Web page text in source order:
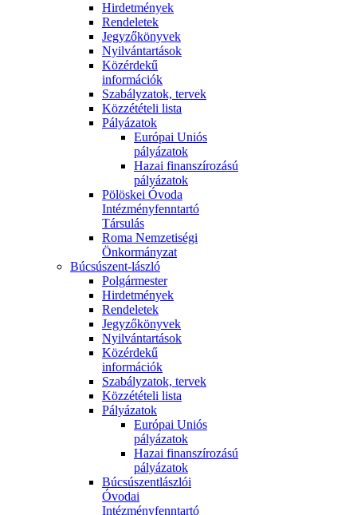
Hirdetmények
Rendeletek
Jegyzőkönyvek
Nyilvántartások
Közérdekű
információk
Szabályzatok, tervek
Közzétételi lista
Pályázatok
Európai Uniós
pályázatok
Hazai finanszírozású
pályázatok
Pölöskei Óvoda
Intézményfenntartó
Társulás
Roma Nemzetiségi
Önkormányzat
Búcsúszent-lászló
Polgármester
Hirdetmények
Rendeletek
Jegyzőkönyvek
Nyilvántartások
Közérdekű
információk
Szabályzatok, tervek
Közzétételi lista
Pályázatok
Európai Uniós
pályázatok
Hazai finanszírozású
pályázatok
Búcsúszentlászlói
Óvodai
Intézményfenntartó